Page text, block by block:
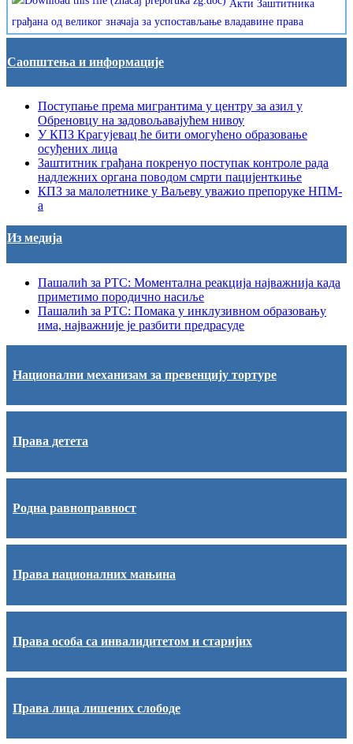
Акти Заштитника
грађана од великог значаја за успостављање владавине права
Саопштења и информације
Поступање према мигрантима у центру за азил у
Обреновцу на задовољавајућем нивоу
У КПЗ Крагујевац ће бити омогућено образовање
осуђених лица
Заштитник грађана покренуо поступак контроле рада
надлежних органа поводом смрти пацијенткиње
КПЗ за малолетнике у Ваљеву уважио препоруке НПМ-
а
Из медија
Пашалић за РТС: Моментална реакција најважнија када
приметимо породично насиље
Пашалић за РТС: Помака у инклузивном образовању
има, најважније је разбити предрасуде
Национални механизам за превенцију тортуре
Права детета
Родна равноправност
Права националних мањина
Права особа са инвалидитетом и старијих
Права лица лишених слободе